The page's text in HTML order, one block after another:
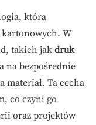
która
W
takich jak druk
na bezpośrednie
materiał. Ta cecha
co czyni go
oraz projektów